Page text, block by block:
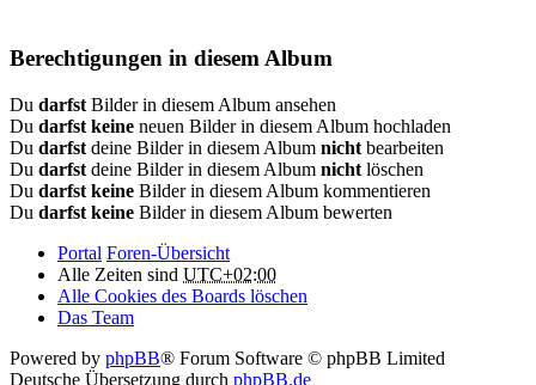
Berechtigungen in diesem Album
Du darfst Bilder in diesem Album ansehen
Du darfst keine neuen Bilder in diesem Album hochladen
Du darfst deine Bilder in diesem Album nicht bearbeiten
Du darfst deine Bilder in diesem Album nicht löschen
Du darfst keine Bilder in diesem Album kommentieren
Du darfst keine Bilder in diesem Album bewerten
Portal Foren-Übersicht
Alle Zeiten sind UTC+02:00
Alle Cookies des Boards löschen
Das Team
Powered by phpBB® Forum Software © phpBB Limited
Deutsche Übersetzung durch phpBB.de